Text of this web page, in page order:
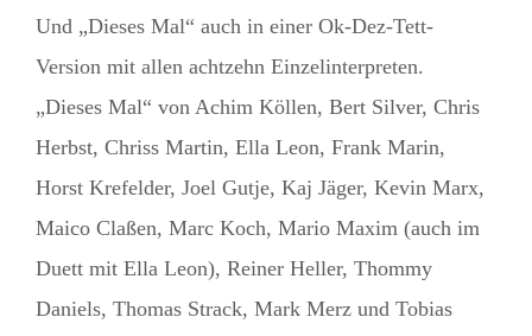
Und „Dieses Mal“ auch in einer Ok-Dez-Tett-
Version mit allen achtzehn Einzelinterpreten.
„Dieses Mal“ von Achim Köllen, Bert Silver, Chris
Herbst, Chriss Martin, Ella Leon, Frank Marin,
Horst Krefelder, Joel Gutje, Kaj Jäger, Kevin Marx,
Maico Claßen, Marc Koch, Mario Maxim (auch im
Duett mit Ella Leon), Reiner Heller, Thommy
Daniels, Thomas Strack, Mark Merz und Tobias